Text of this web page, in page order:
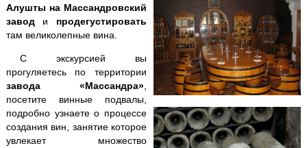
Ласточкино гнездо
Ливадийский дворец
Массандровский дворец
Мангуп-Кале
Алушты на Массандровский
заводи продегустировать
там великолепные вина.
С экскурсией вы
прогуляетесь по территории
завода «Массандра»
посетите винные подвалы,
подробно узнаете о процессе
создания вин, занятие которое
увлекает множество